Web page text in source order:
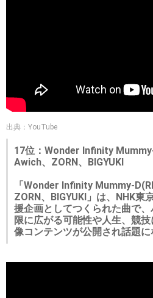
出典：YouTube
17位：Wonder Infinity Mummy-
Awich、ZORN、BIGYUKI
「Wonder Infinity Mummy-
ZORN、BIGYUKI」は、NHK東
援企画としてつくられた曲で
限に広がる可能性や人生、競
像コンテンツが公開され話題に